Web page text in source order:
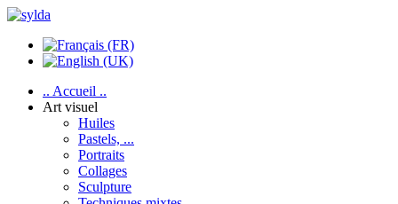
.. Accueil ..
Art visuel
Huiles
Pastels, ...
Portraits
Collages
Sculpture